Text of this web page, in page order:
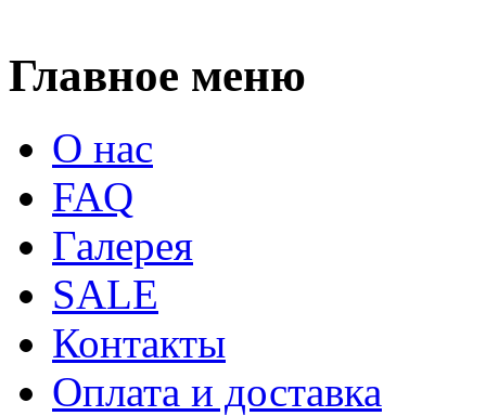
Главное меню
О нас
FAQ
Галерея
SALE
Контакты
Оплата и доставка